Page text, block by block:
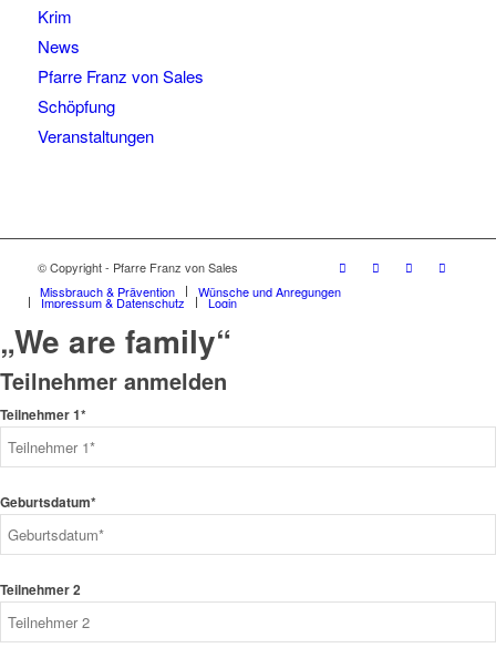
Krim
News
Pfarre Franz von Sales
Schöpfung
Veranstaltungen
© Copyright - Pfarre Franz von Sales
Missbrauch & Prävention
Wünsche und Anregungen
Impressum & Datenschutz Login
„We are family“
Teilnehmer anmelden
Teilnehmer 1*
Geburtsdatum*
Teilnehmer 2